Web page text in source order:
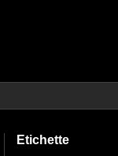
Etichette